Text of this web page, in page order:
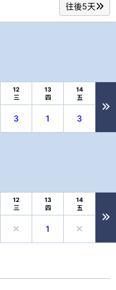
往後5天
12
三
13
四
14
五
3 1 3
12
三
13
四
14
五
1